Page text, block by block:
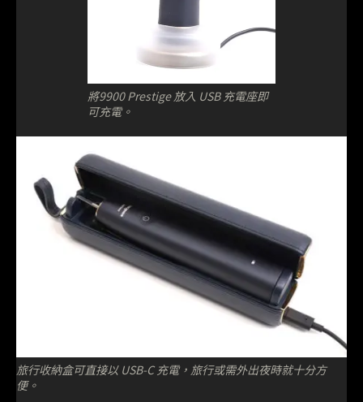
將9900 Prestige 放入 USB 充電座即
可充電。
旅行收納盒可直接以 USB-C 充電，旅行或需外出夜時就十分方
便。